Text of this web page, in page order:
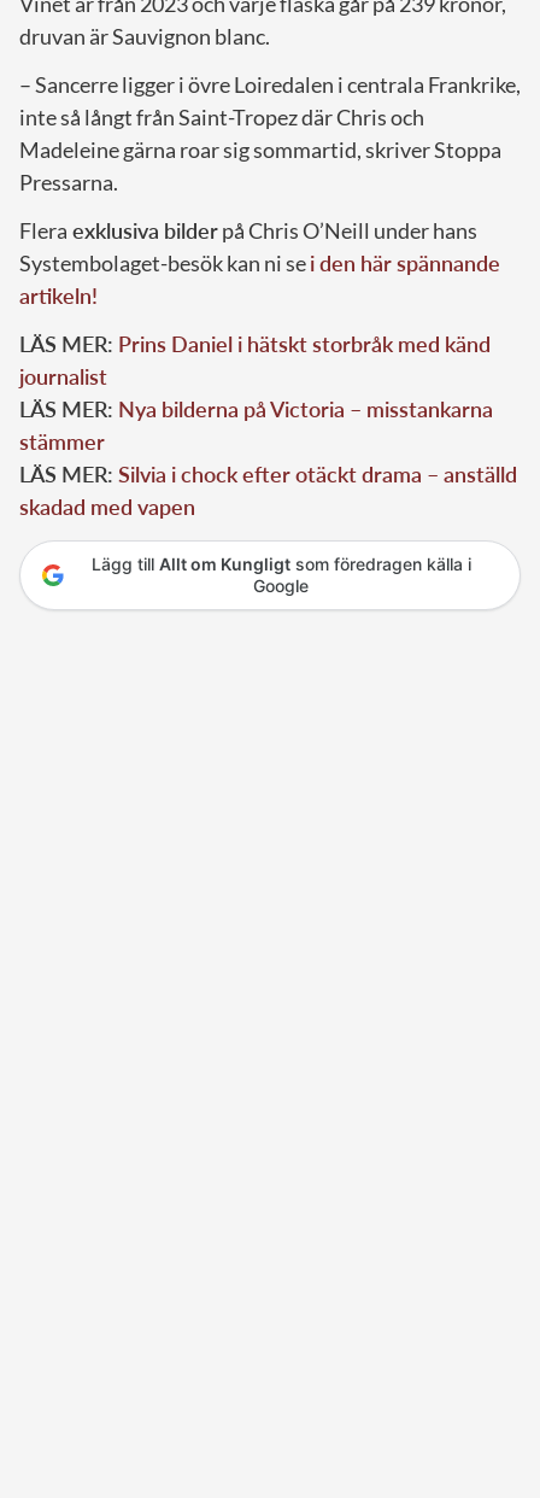
druvan är Sauvignon blanc.
– Sancerre ligger i övre Loiredalen i centrala Frankrike,
inte så långt från Saint-Tropez där Chris och
Madeleine gärna roar sig sommartid, skriver Stoppa
Pressarna.
Flera exklusiva bilderpå Chris O’Neill under hans
Systembolaget-besök kan ni sei den här spännande
artikeln!
LÄS MER: Prins Daniel i hätskt storbråk med känd
journalist
LÄS MER: Nya bilderna på Victoria – misstankarna
stämmer
LÄS MER: Silvia i chock efter otäckt drama – anställd
skadad med vapen
Lägg till Allt om Kungligtsom föredragen källa i
Google